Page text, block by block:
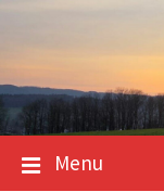
content
main
footer
Menu